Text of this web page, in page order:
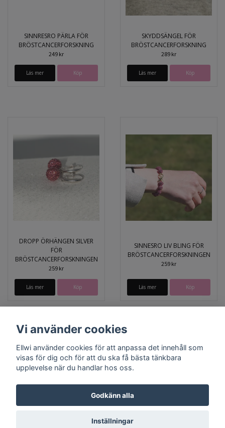
SINNRESRO PÄRLA FÖR
BRÖSTCANCERFORSKNING
249 kr
Läs mer Köp
SKYDDSÄNGEL FÖR
BRÖSTCANCERFORSKNING
289 kr
Läs mer Köp
DROPP ÖRHÄNGEN SILVER
FÖR
BRÖSTCANCERFORSKNINGEN
259 kr
Läs mer
SINNESRO LIV BLING FÖR
BRÖSTCANCERFORSKNINGEN
259 kr
Läs mer Köp
Bröstcancer Prostatacancer Lagningslappar
© Copyright 2026 Ellwi
Vi använder cookies
Ellwi använder cookies för att anpassa det innehåll som
visas för dig och för att du ska få bästa tänkbara
upplevelse när du handlar hos oss.
Godkänn alla
Inställningar